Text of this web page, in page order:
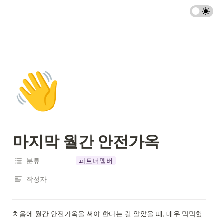
👋
마지막 월간 안전가옥
분류 파트너멤버
작성자
처음에 월간 안전가옥을 써야 한다는 걸 알았을 때, 매우 막막했